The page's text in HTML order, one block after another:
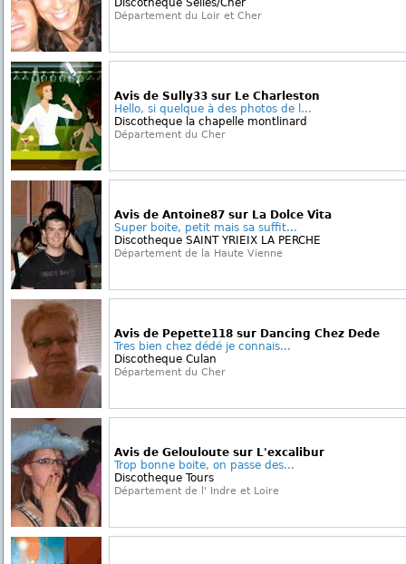
Discotheque Selles/Cher
Département du Loir et Cher
Avis de Sully33 sur Le Charleston
Hello, si quelque à des photos de l...
Discotheque la chapelle montlinard
Département du Cher
Avis de Antoine87 sur La Dolce Vita
Super boite, petit mais sa suffit...
Discotheque SAINT YRIEIX LA PERCHE
Département de la Haute Vienne
Avis de Pepette118 sur Dancing Chez Dede
Tres bien chez dédé je connais...
Discotheque Culan
Département du Cher
Avis de Gelouloute sur L'excalibur
Trop bonne boite, on passe des...
Discotheque Tours
Département de l' Indre et Loire